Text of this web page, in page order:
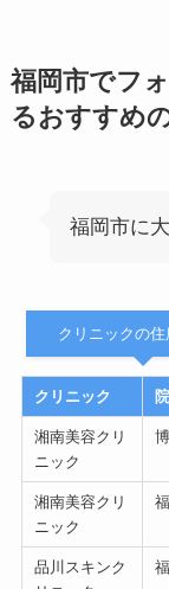
福岡市でフ
るおすすめ
福岡市に
クリニックの
クリニック
湘南美容クリ
ニック
湘南美容クリ
ニック
品川スキンク